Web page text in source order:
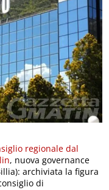
regionale dal
, nuova governance
archiviata la figura
di